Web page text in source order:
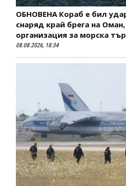
ОБНОВЕНА Кораб е бил
снаряд край брега на
организация за морска
08.08.2026, 18:34